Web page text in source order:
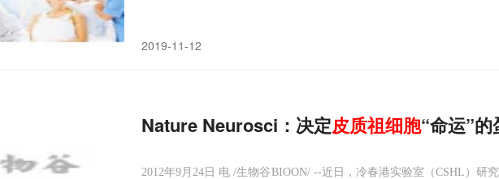
2019-11-12
Nature Neurosci：决定皮质祖细胞“命运”
2012年9月24日 电 /生物谷BIOON/ --近日，冷春港实验室（CSHL）研